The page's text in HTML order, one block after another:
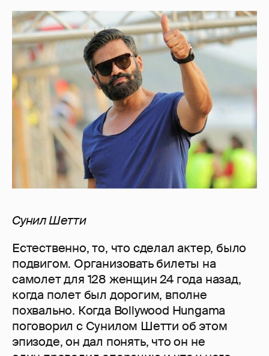
Сунил Шетти
Естественно, то, что сделал актер, было
подвигом. Организовать билеты на
самолет для 128 женщин 24 года назад,
когда полет был дорогим, вполне
похвально. Когда Bollywood Hungama
поговорил с Сунилом Шетти об этом
эпизоде, он дал понять, что он не